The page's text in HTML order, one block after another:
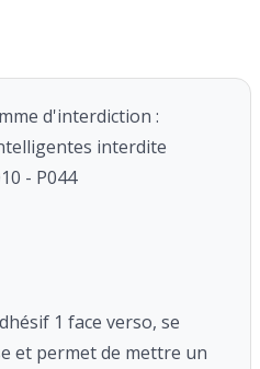
d'interdiction :
interdite
- P044
1 face verso, se
et permet de mettre un